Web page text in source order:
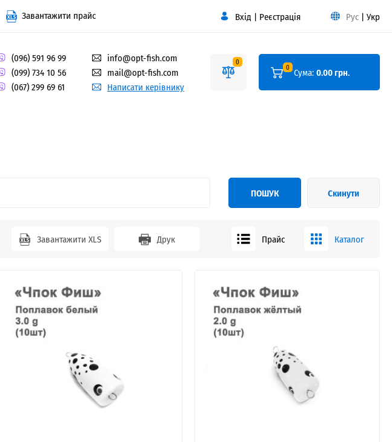
Завантажити прайс Вхід | Реєстрація Рус | Укр
(096) 591 96 99
(099) 734 10 56
(067) 299 69 61
info@opt-fish.com
mail@opt-fish.com
Написати керівнику
0
0 Сума:0.00 грн.
ПОШУК Скинути
Завантажити XLS Друк Прайс Каталог